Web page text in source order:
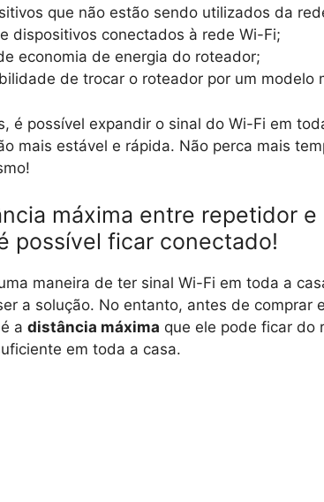
que não estão sendo utilizados da
dispositivos conectados à rede Wi-Fi;
economia de energia do roteador;
de trocar o roteador por um modelo
é possível expandir o sinal do Wi-Fi em
mais estável e rápida. Não perca mais
máxima entre repetidor
possível ficar conectado!
maneira de ter sinal Wi-Fi em toda a
a solução. No entanto, antes de comprar
a distância máxima que ele pode ficar do
em toda a casa.